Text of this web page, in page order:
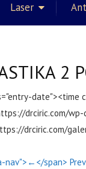
Laser
2
date"><time
drciric.com/
drciric.com/
nav">←</span>